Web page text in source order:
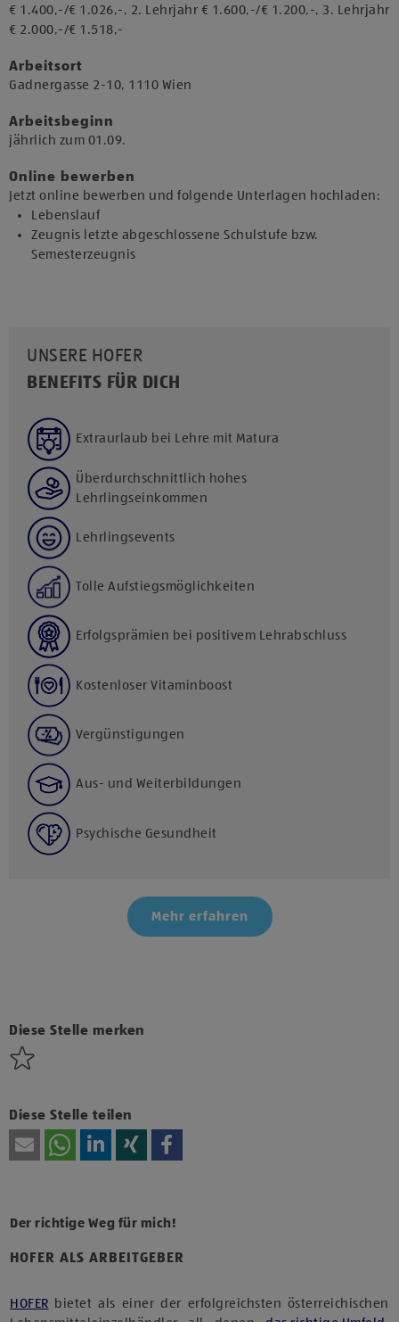
€ 1.400,-/€ 1.026,-, 2. Lehrjahr € 1.600,-/€ 1.200,-, 3. Lehrjahr
€ 2.000,-/€ 1.518,-
Arbeitsort
​Gadnergasse 2-10, 1110 Wien​​
Arbeitsbeginn
jährlich zum 01.09.​
Online bewerben
Jetzt online bewerben und folgende Unterlagen hochladen:
Lebenslauf
Zeugnis letzte abgeschlossene Schulstufe bzw.
Semesterzeugnis
UNSERE HOFER
BENEFITS FÜR DICH
Extraurlaub bei Lehre mit Matura
Überdurchschnittlich hohes
Lehrlingseinkommen
Lehrlingsevents
Tolle Aufstiegsmöglichkeiten
Erfolgsprämien bei positivem Lehrabschluss
Kostenloser Vitaminboost
Vergünstigungen
Aus- und Weiterbildungen
Psychische Gesundheit
Mehr erfahren
Diese Stelle merken
Diese Stelle teilen
HOFER ALS ARBEITGEBER
Der richtige Weg für mich!
HOFER bietet als einer der erfolgreichsten österreichischen